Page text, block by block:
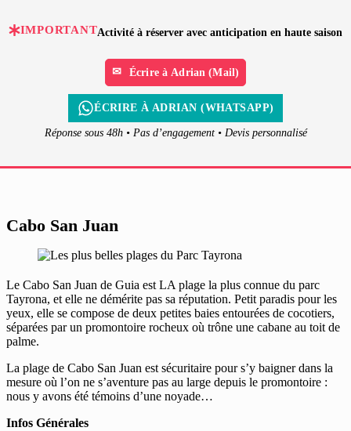
IMPORTANTActivité à réserver avec anticipation en haute saison
Écrire à Adrian (Mail)
ÉCRIRE À ADRIAN (WHATSAPP)
Réponse sous 48h • Pas d’engagement • Devis personnalisé
Cabo San Juan
Le Cabo San Juan de Guia est LA plage la plus connue du parc
Tayrona, et elle ne démérite pas sa réputation. Petit paradis pour les
yeux, elle se compose de deux petites baies entourées de cocotiers,
séparées par un promontoire rocheux où trône une cabane au toit de
palme.
La plage de Cabo San Juan est sécuritaire pour s’y baigner dans la
mesure où l’on ne s’aventure pas au large depuis le promontoire :
nous y avons été témoins d’une noyade…
Infos Générales